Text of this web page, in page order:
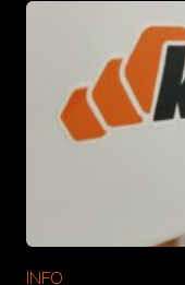
Video
Contact
INFO